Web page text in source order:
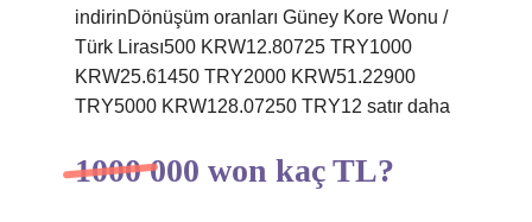
indirinDönüşüm oranları Güney Kore Wonu /
Türk Lirası500 KRW12.80725 TRY1000
KRW25.61450 TRY2000 KRW51.22900
TRY5000 KRW128.07250 TRY12 satır daha
1000 000 won kaç TL?